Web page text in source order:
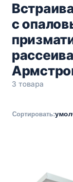
с
3 товара
Сортировать: